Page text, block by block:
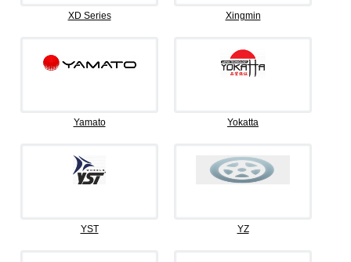
XD Series Xingmin
Yamato Yokatta
YST YZ